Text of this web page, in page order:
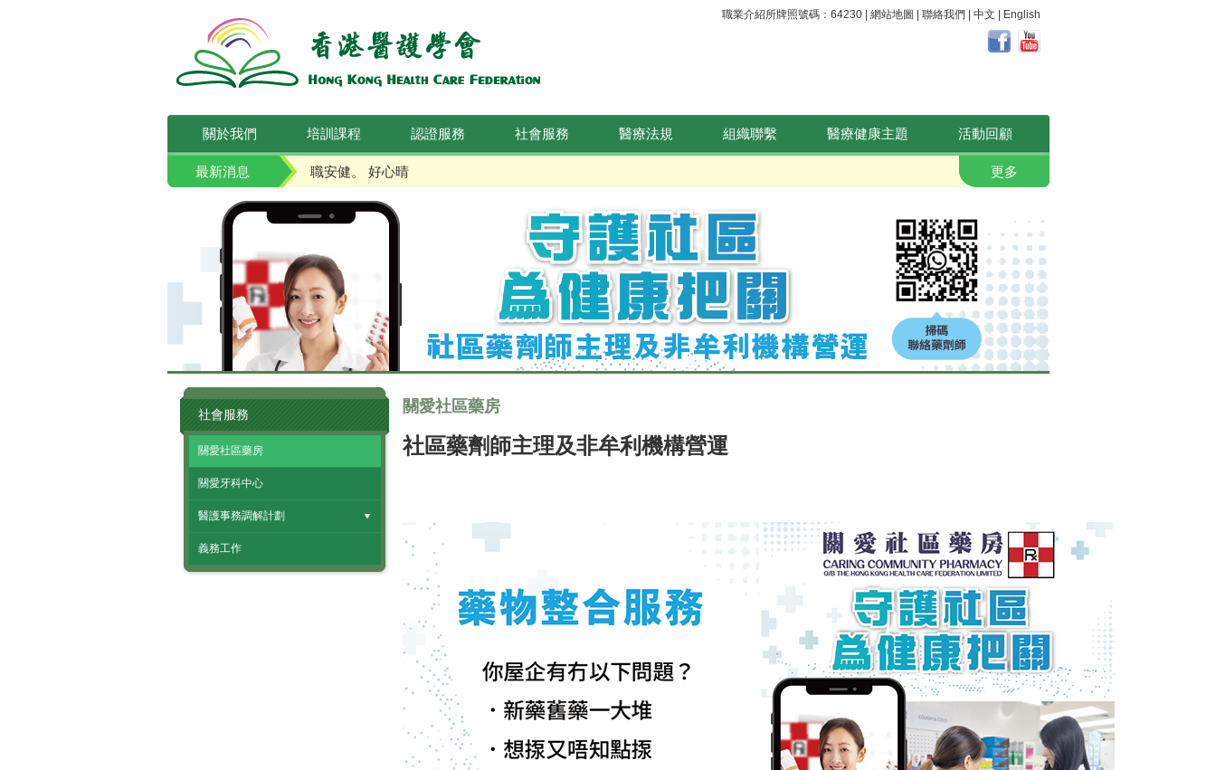
職業介紹所牌照號碼：64230 | 網站地圖 聯絡我們 中文 English
關於我們 培訓課程 認證服務 社會服務 醫療法規 組織聯繫 醫療健康主題 活動回顧
最新消息 職安健。 好心晴 關注腸道 守護健康
更多
社會服務
關愛社區藥房
關愛牙科中心
醫護事務調解計劃
義務工作
關愛社區藥房
社區藥劑師主理及非牟利機構營運